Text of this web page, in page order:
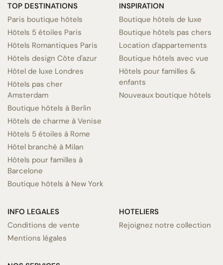
TOP DESTINATIONS
Paris boutique hôtels
Hôtels 5 étoiles Paris
Hôtels Romantiques Paris
Hôtels design Côte d'azur
Hôtel de luxe Londres
Hôtels pas cher
Amsterdam
Boutique hôtels à Berlin
Hôtels de charme à Venise
Hôtels 5 étoiles à Rome
Hôtel branché à Milan
Hôtels pour familles à
Barcelone
Boutique hôtels à New York
INSPIRATION
Boutique hôtels de luxe
Boutique hôtels pas chers
Location d'appartements
Boutique hôtels avec vue
Hôtels pour familles &
enfants
Nouveaux boutique hôtels
INFO LEGALES
Conditions de vente
Mentions légales
HOTELIERS
Rejoignez notre collection